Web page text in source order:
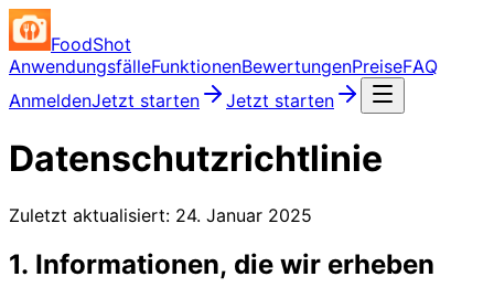
FoodShot
AnwendungsfälleFunktionenBewertungenPreiseFAQ
AnmeldenJetzt starten Jetzt starten
Datenschutzrichtlinie
Zuletzt aktualisiert: 24. Januar 2025
1. Informationen, die wir erheben